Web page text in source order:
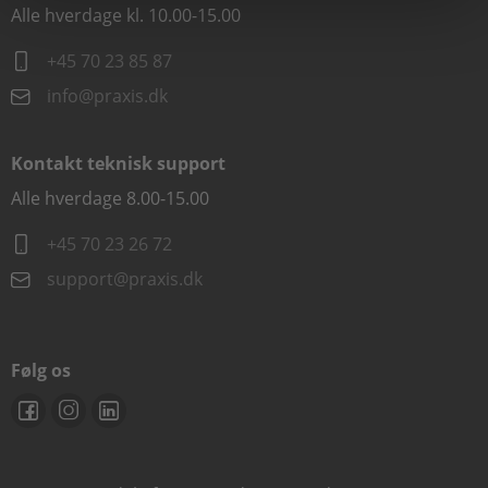
Alle hverdage kl. 10.00-15.00
+45 70 23 85 87
info@praxis.dk
Kontakt teknisk support
Alle hverdage 8.00-15.00
+45 70 23 26 72
support@praxis.dk
Følg os